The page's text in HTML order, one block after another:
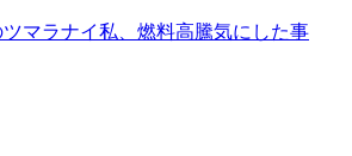
マラナイ私、燃料高騰気にした事